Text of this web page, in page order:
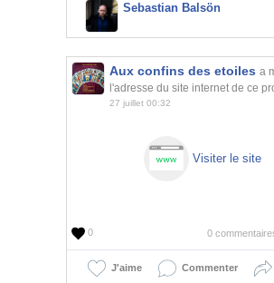
Sebastian Balsön
Aux confins des etoiles a
l'adresse du site internet de ce
27 juillet 00:32
Visiter le site
0 0
J'aime Commenter